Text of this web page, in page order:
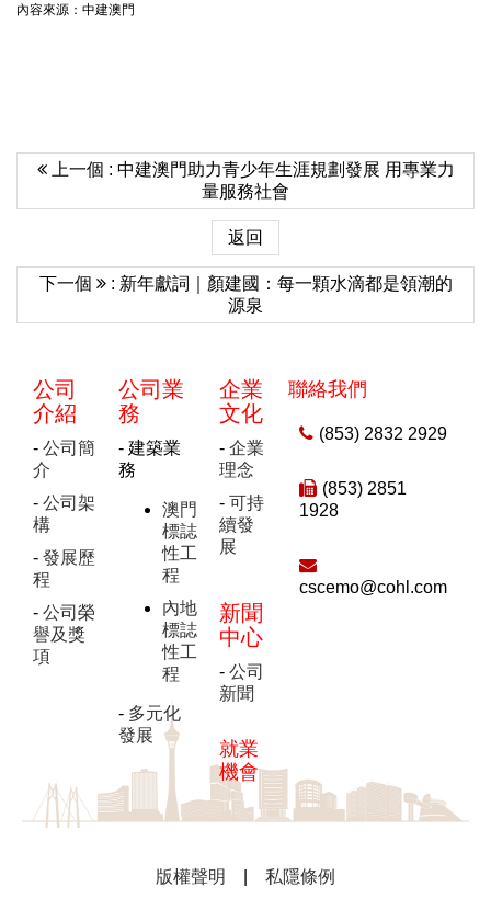
內容來源：中建澳門
上一個 : 中建澳門助力青少年生涯規劃發展 用專業力
量服務社會
返回
下一個
: 新年獻詞｜顏建國：每一顆水滴都是領潮的
源泉
公司
介紹
- 公司簡
介
- 公司架
構
- 發展歷
程
- 公司榮
譽及獎
項
公司業
務
- 建築業
務
澳門
標誌
性工
程
內地
標誌
性工
程
- 多元化
發展
企業
文化
-企業
理念
-可持
續發
展
新聞
中心
-公司
新聞
就業
機會
聯絡我們
(853) 2832 2929
(853) 2851
1928
cscemo@cohl.com
版權聲明 私隱條例